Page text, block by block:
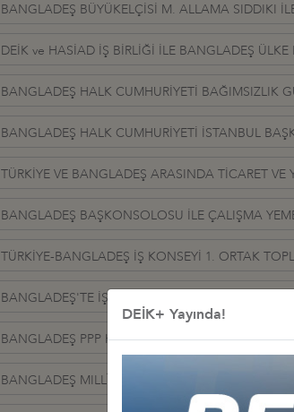
BANGLADEŞ BÜYÜKELÇİSİ M. ALLAMA SIDDIKI
DEİK ve HASİAD İŞ BİRLİĞİ İLE BANGLADEŞ
BANGLADEŞ HALK CUMHURİYETİ BAĞIMSIZLIK
BANGLADEŞ HALK CUMHURİYETİ İSTANBUL
TÜRKİYE VE BANGLADEŞ ARASINDA TİCARET VE
BANGLADEŞ BAŞKONSOLOSU İLE ÇALIŞMA
TÜRKİYE-BANGLADEŞ İŞ KONSEYİ 1. ORTAK
BANGLADEŞ'TE İŞ VE YATIRIM FIRSATLARI
BANGLADEŞ PPP HEYETİ İLE TOPLANTI
BANGLADEŞ MILLÎ GÜNÜ RESEPSİYONU
DEİK+ Yayında!